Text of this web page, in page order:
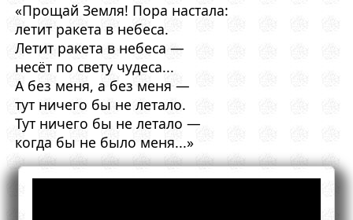
«Прощай Земля! Пора настала:
летит ракета в небеса.
Летит ракета в небеса —
несёт по свету чудеса...
А без меня, а без меня —
тут ничего бы не летало.
Тут ничего бы не летало —
когда бы не было меня...»